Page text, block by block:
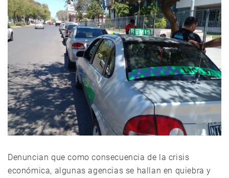
Denuncian que como consecuencia de la crisis
económica, algunas agencias se hallan en quiebra y